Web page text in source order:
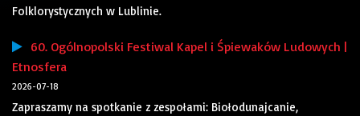
Folklorystycznych w Lublinie.
60. Ogólnopolski Festiwal Kapel i Śpiewaków Ludowych |
Etnosfera
2026-07-18
Zapraszamy na spotkanie z zespołami: Biołodunajcanie,